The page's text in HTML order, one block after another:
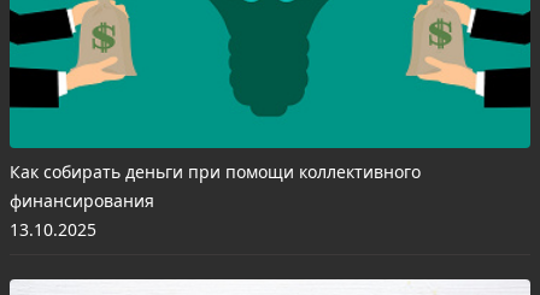
Как собирать деньги при помощи коллективного
финансирования
13.10.2025